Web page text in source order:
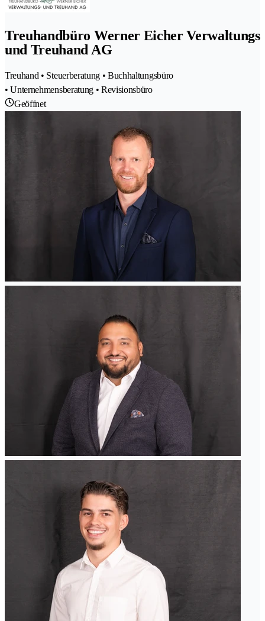
Treuhandbüro Werner Eicher Verwaltungs
und Treuhand AG
Treuhand • Steuerberatung • Buchhaltungsbüro
• Unternehmensberatung • Revisionsbüro
Geöffnet